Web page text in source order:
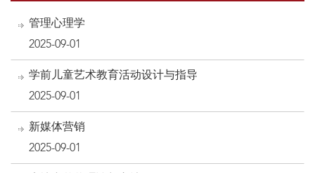
管理心理学
2025-09-01
学前儿童艺术教育活动设计与指导
2025-09-01
新媒体营销
2025-09-01